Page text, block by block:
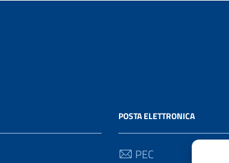
POSTA ELETTRONICA
PEC